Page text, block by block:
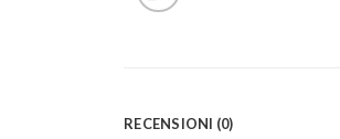
RECENSIONI (0)